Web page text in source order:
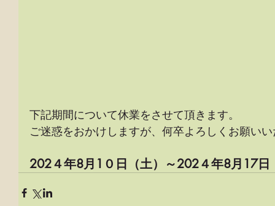
下記期間について休業をさせて頂きます。
ご迷惑をおかけしますが、何卒よろしくお願い
202４年8月1０日（土）～202４年8月17日